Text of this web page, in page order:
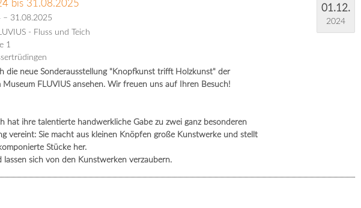
01.12.
2024
bis 31.08.2025
– 31.08.2025
- Fluss und Teich
1
die neue Sonderausstellung "Knopfkunst trifft Holzkunst" der
FLUVIUS ansehen. Wir freuen uns auf Ihren Besuch!
hat ihre talentierte handwerkliche Gabe zu zwei ganz besonderen
vereint: Sie macht aus kleinen Knöpfen große Kunstwerke und stellt
Stücke her.
lassen sich von den Kunstwerken verzaubern.